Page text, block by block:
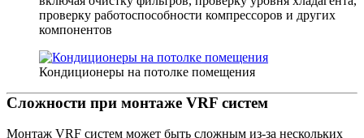
проверку работоспособности компрессоров и других
компонентов
Кондиционеры на потолке помещения
Сложности при монтаже VRF систем
Монтаж VRF систем может быть сложным из-за нескольких